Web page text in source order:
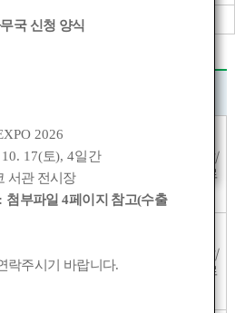
세종대학교 김원관 607호
06
마감/
종료
컨벤션센터
마감/
종료
국 신청 양식
2026
17(토), 4일간
서관 전시장
: 첨부파일 4페이지 참고(수출
락주시기 바랍니다.